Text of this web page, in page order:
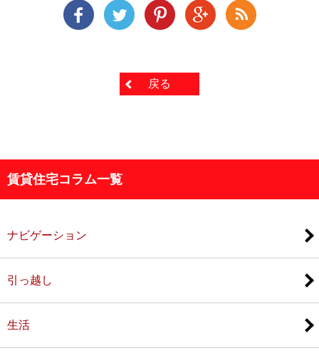
戻る
賃貸住宅コラム一覧
ナビゲーション
引っ越し
生活